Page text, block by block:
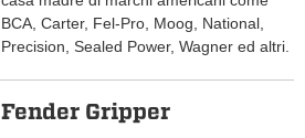
BCA, Carter, Fel-Pro, Moog, National,
Precision, Sealed Power, Wagner ed altri.
Fender Gripper